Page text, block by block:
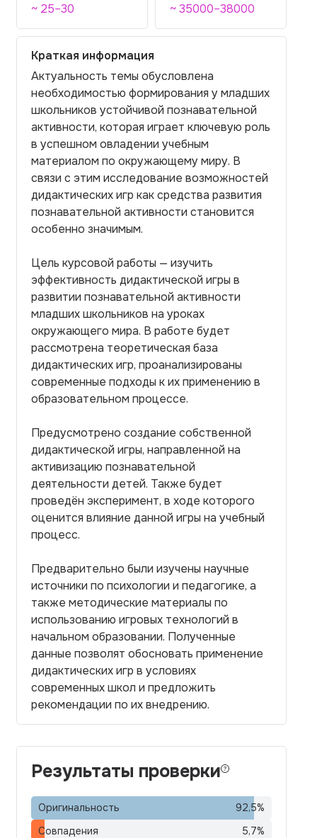
~ 25–30
~ 35000–38000
Краткая информация
Актуальность темы обусловлена
необходимостью формирования у младших
школьников устойчивой познавательной
активности, которая играет ключевую роль
в успешном овладении учебным
материалом по окружающему миру. В
связи с этим исследование возможностей
дидактических игр как средства развития
познавательной активности становится
особенно значимым.
Цель курсовой работы — изучить
эффективность дидактической игры в
развитии познавательной активности
младших школьников на уроках
окружающего мира. В работе будет
рассмотрена теоретическая база
дидактических игр, проанализированы
современные подходы к их применению в
образовательном процессе.
Предусмотрено создание собственной
дидактической игры, направленной на
активизацию познавательной
деятельности детей. Также будет
проведён эксперимент, в ходе которого
оценится влияние данной игры на учебный
процесс.
Предварительно были изучены научные
источники по психологии и педагогике, а
также методические материалы по
использованию игровых технологий в
начальном образовании. Полученные
данные позволят обосновать применение
дидактических игр в условиях
современных школ и предложить
рекомендации по их внедрению.
Результаты проверки
Оригинальность 92,5%
Совпадения
5,7%